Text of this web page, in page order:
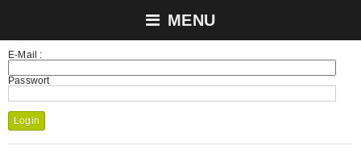
MENU
E-Mail :
Passwort
Login